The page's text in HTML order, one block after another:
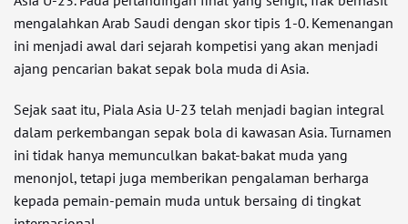
mengalahkan Arab Saudi dengan skor tipis 1-0. Kemenangan
ini menjadi awal dari sejarah kompetisi yang akan menjadi
ajang pencarian bakat sepak bola muda di Asia.
Sejak saat itu, Piala Asia U-23 telah menjadi bagian integral
dalam perkembangan sepak bola di kawasan Asia. Turnamen
ini tidak hanya memunculkan bakat-bakat muda yang
menonjol, tetapi juga memberikan pengalaman berharga
kepada pemain-pemain muda untuk bersaing di tingkat